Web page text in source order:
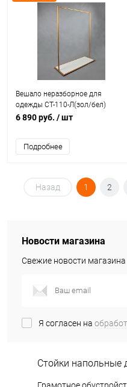
Вешало неразборное для
одежды СТ-110-Л(зол/бел)
6 890 руб. / шт
Подробнее
Назад 1 2
Новости магазина
Свежие новости магазина
Я согласен на
Стойки напольные